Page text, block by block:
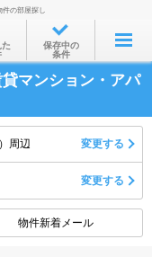
ら
から
件の部屋探し
保存中の
条件
マンション・アパ
周辺 変更する
変更する
物件新着メール